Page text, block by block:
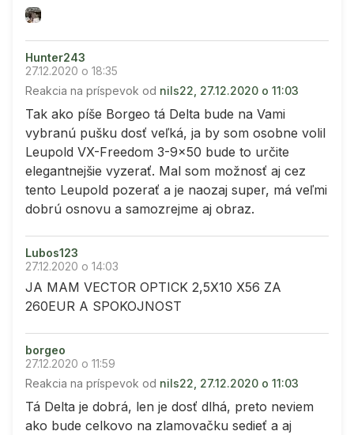
Hunter243
27.12.2020 o 18:35
Reakcia na príspevok od nils22, 27.12.2020 o 11:03
Tak ako píše Borgeo tá Delta bude na Vami
vybranú pušku dosť veľká, ja by som osobne volil
Leupold VX-Freedom 3-9x50 bude to určite
elegantnejšie vyzerať. Mal som možnosť aj cez
tento Leupold pozerať a je naozaj super, má veľmi
dobrú osnovu a samozrejme aj obraz.
Lubos123
27.12.2020 o 14:03
JA MAM VECTOR OPTICK 2,5X10 X56 ZA
260EUR A SPOKOJNOST
borgeo
27.12.2020 o 11:59
Reakcia na príspevok od nils22, 27.12.2020 o 11:03
Tá Delta je dobrá, len je dosť dlhá, preto neviem
ako bude celkovo na zlamovačku sedieť a aj